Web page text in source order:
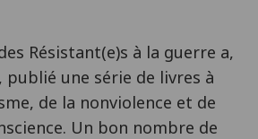
Résistant(e)s à la guerre a,
publié une série de livres à
de la nonviolence et de
Un bon nombre de